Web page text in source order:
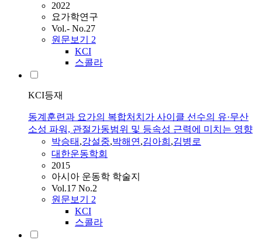
2022
요가학연구
Vol.- No.27
원문보기 2
KCI
스콜라
KCI등재
동계훈련과 요가의 복합처치가 사이클 선수의 유·무산
소성 파워, 관절가동범위 및 등속성 근력에 미치는 영향
박승태 ,강설중,박해연,김아희 ,김병로
대한운동학회
2015
아시아 운동학 학술지
Vol.17 No.2
원문보기 2
KCI
스콜라